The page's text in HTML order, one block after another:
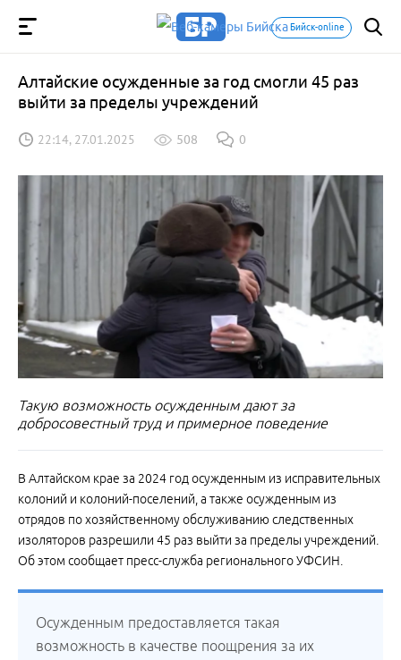
Бийск-online
Алтайские осужденные за год смогли 45 раз
выйти за пределы учреждений
22:14, 27.01.2025 508 0
Такую возможность осужденным дают за
добросовестный труд и примерное поведение
В Алтайском крае за 2024 год осужденным из исправительных
колоний и колоний-поселений, а также осужденным из
отрядов по хозяйственному обслуживанию следственных
изоляторов разрешили 45 раз выйти за пределы учреждений.
Об этом сообщает пресс-служба регионального УФСИН.
Осужденным предоставляется такая
возможность в качестве поощрения за их